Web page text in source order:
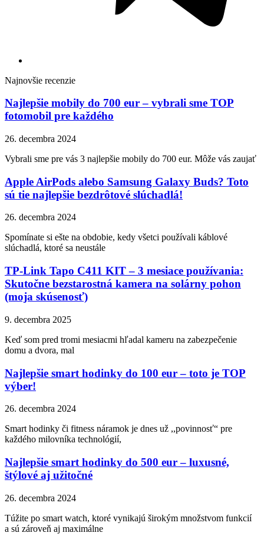
Najnovšie recenzie
Najlepšie mobily do 700 eur – vybrali sme TOP
fotomobil pre každého
26. decembra 2024
Vybrali sme pre vás 3 najlepšie mobily do 700 eur. Môže vás zaujať
Apple AirPods alebo Samsung Galaxy Buds? Toto
sú tie najlepšie bezdrôtové slúchadlá!
26. decembra 2024
Spomínate si ešte na obdobie, kedy všetci používali káblové
slúchadlá, ktoré sa neustále
TP-Link Tapo C411 KIT – 3 mesiace používania:
Skutočne bezstarostná kamera na solárny pohon
(moja skúsenosť)
9. decembra 2025
Keď som pred tromi mesiacmi hľadal kameru na zabezpečenie
domu a dvora, mal
Najlepšie smart hodinky do 100 eur – toto je TOP
výber!
26. decembra 2024
Smart hodinky či fitness náramok je dnes už ,,povinnosť“ pre
každého milovníka technológií,
Najlepšie smart hodinky do 500 eur – luxusné,
štýlové aj užitočné
26. decembra 2024
Túžite po smart watch, ktoré vynikajú širokým množstvom funkcií
a sú zároveň aj maximálne